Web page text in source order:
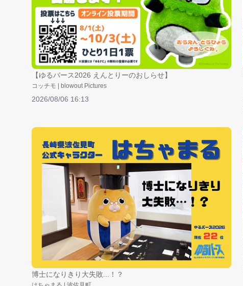
【ゆるバース2026 えんとりーのおしらせ】
コッチモ | blowout Pictures
2026/08/06 16:13
博士になりきり大失敗...！？